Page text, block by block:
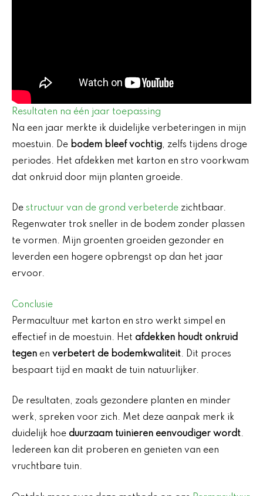
Resultaten na één jaar toepassing
Na een jaar merkte ik duidelijke verbeteringen in mijn
moestuin. De bodem bleef vochtig, zelfs tijdens droge
periodes. Het afdekken met karton en stro voorkwam
dat onkruid door mijn planten groeide.
De structuur van de grond verbeterde zichtbaar.
Regenwater trok sneller in de bodem zonder plassen
te vormen. Mijn groenten groeiden gezonder en
leverden een hogere opbrengst op dan het jaar
ervoor.
Conclusie
Permacultuur met karton en stro werkt simpel en
effectief in de moestuin. Het afdekken houdt onkruid
tegen en verbetert de bodemkwaliteit. Dit proces
bespaart tijd en maakt de tuin natuurlijker.
De resultaten, zoals gezondere planten en minder
werk, spreken voor zich. Met deze aanpak merk ik
duidelijk hoe duurzaam tuinieren eenvoudiger wordt.
Iedereen kan dit proberen en genieten van een
vruchtbare tuin.